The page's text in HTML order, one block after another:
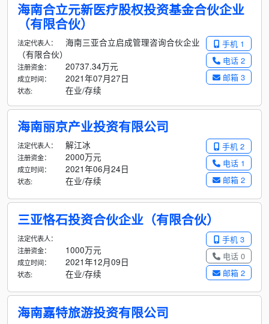
海南合立元新医疗股权投资基金合伙企业
（有限合伙）
手机 1
电话 2
邮箱 3
法定代表人：
海南三亚合立启成管理咨询合伙企业
（有限合伙）
注册资金： 20737.34万元
成立时间： 2021年07月27日
状态: 在业/存续
海南丽京产业投资有限公司
手机 2
电话 1
邮箱 2
法定代表人： 解江冰
注册资金： 2000万元
成立时间： 2021年06月24日
状态: 在业/存续
三亚恪石投资合伙企业（有限合伙）
手机 3
电话 0
邮箱 2
法定代表人：
注册资金：
1000万元
成立时间： 2021年12月09日
状态: 在业/存续
海南嘉特旅游投资有限公司